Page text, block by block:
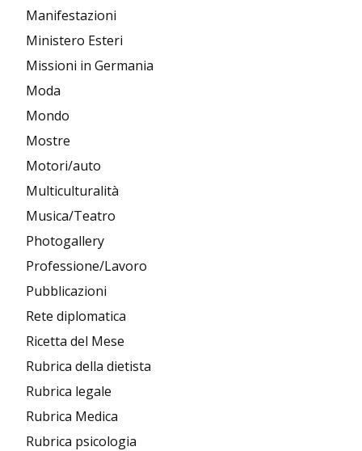
Manifestazioni
Ministero Esteri
Missioni in Germania
Moda
Mondo
Mostre
Motori/auto
Multiculturalità
Musica/Teatro
Photogallery
Professione/Lavoro
Pubblicazioni
Rete diplomatica
Ricetta del Mese
Rubrica della dietista
Rubrica legale
Rubrica Medica
Rubrica psicologia